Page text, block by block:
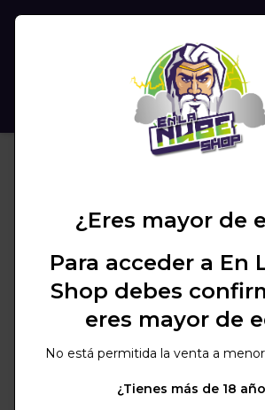
¿Eres mayor de
Para acceder a En
Shop debes
eres mayor de
No está permitida la venta a
¿Tienes más de 18